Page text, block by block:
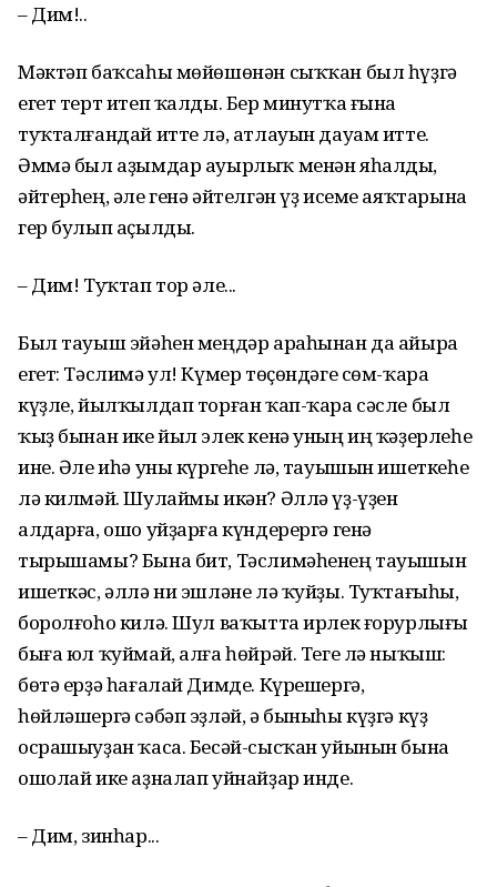
– Дим!..
Мәктәп баҡсаһы мөйөшөнән сыҡҡан был һүҙгә
егет терт итеп ҡалды. Бер минутҡа ғына
туҡталғандай итте лә, атлауын дауам итте.
Әммә был аҙымдар ауырлыҡ менән яһалды,
әйтерһең, әле генә әйтелгән үҙ исеме аяҡтарына
гер булып аҫылды.
– Дим! Туҡтап тор әле...
Был тауыш эйәһен меңдәр араһынан да айыра
егет: Тәслимә ул! Күмер төҫөндәге сөм-ҡара
күҙле, йылҡылдап торған ҡап-ҡара сәсле был
ҡыҙ бынан ике йыл элек кенә уның иң ҡәҙерлеһе
ине. Әле иһә уны күргеһе лә, тауышын ишеткеһе
лә килмәй. Шулаймы икән? Әллә үҙ-үҙен
алдарға, ошо уйҙарға күндерергә генә
тырышамы? Бына бит, Тәслимәһенең тауышын
ишеткәс, әллә ни эшләне лә ҡуйҙы. Туҡтағыһы,
боролғоһо килә. Шул ваҡытта ирлек ғорурлығы
быға юл ҡуймай, алға һөйрәй. Теге лә ныҡыш:
бөтә ерҙә һағалай Димде. Күрешергә,
һөйләшергә сәбәп эҙләй, ә быныһы күҙгә күҙ
осрашыуҙан ҡаса. Бесәй-сысҡан уйынын бына
ошолай ике аҙналап уйнайҙар инде.
– Дим, зинһар...